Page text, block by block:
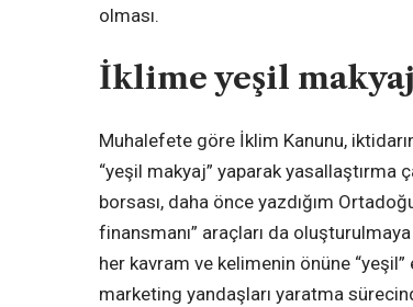
olması.
İklime yeşil makyaj
Muhalefete göre İklim Kanunu,
“yeşil makyaj” yaparak yasallaştırma
borsası, daha önce yazdığım
finansmanı” araçları da
her kavram ve kelimenin önüne
marketing yandaşları yaratma